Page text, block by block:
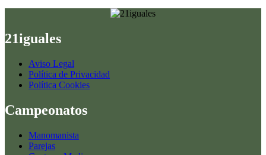
21iguales
Aviso Legal
Política de Privacidad
Política Cookies
Campeonatos
Manomanista
Parejas